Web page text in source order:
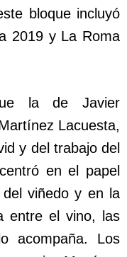
bloque incluyó
2019 y La Roma
la de Javier
Lacuesta,
y del trabajo del
en el papel
viñedo y en la
entre el vino, las
acompaña. Los